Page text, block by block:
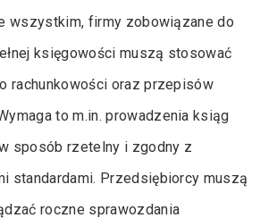
wszystkim, firmy zobowiązane do
księgowości muszą stosować
rachunkowości oraz przepisów
to m.in. prowadzenia ksiąg
sposób rzetelny i zgodny z
standardami. Przedsiębiorcy muszą
roczne sprawozdania